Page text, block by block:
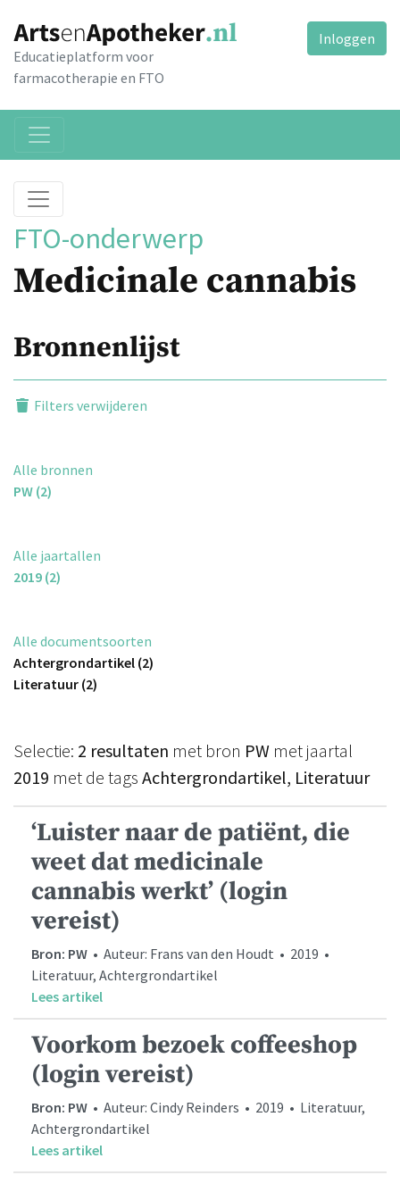
Educatieplatform voor
farmacotherapie en FTO
Inloggen
FTO-onderwerp
Medicinale cannabis
Bronnenlijst
Filters verwijderen
Alle bronnen
PW (2)
Alle jaartallen
2019 (2)
Alle documentsoorten
Achtergrondartikel (2)
Literatuur (2)
Selectie: 2 resultaten met bron PW met jaartal
2019 met de tags Achtergrondartikel, Literatuur
‘Luister naar de patiënt, die
weet dat medicinale
cannabis werkt’ (login
vereist)
Bron: PW • Auteur: Frans van den Houdt • 2019 •
Literatuur, Achtergrondartikel
Lees artikel
Voorkom bezoek coffeeshop
(login vereist)
Bron: PW • Auteur: Cindy Reinders • 2019 • Literatuur,
Achtergrondartikel
Lees artikel